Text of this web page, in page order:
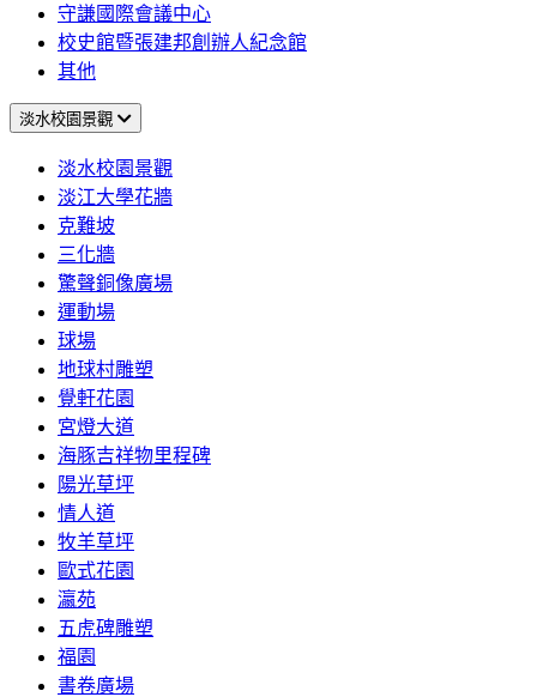
守謙國際會議中心
校史館暨張建邦創辦人紀念館
其他
淡水校園景觀
淡水校園景觀
淡江大學花牆
克難坡
三化牆
驚聲銅像廣場
運動場
球場
地球村雕塑
覺軒花園
宮燈大道
海豚吉祥物里程碑
陽光草坪
情人道
牧羊草坪
歐式花園
瀛苑
五虎碑雕塑
福園
書卷廣場